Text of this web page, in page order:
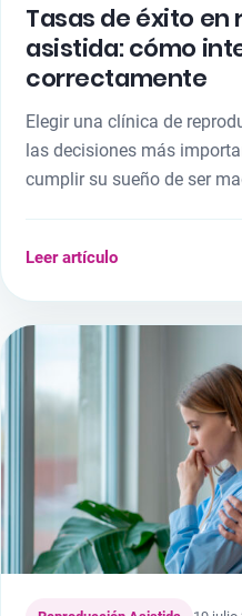
Tasas de éxito
asistida: cómo
correctamente
Elegir una clínica de
las decisiones más
cumplir su sueño de ser
Leer artículo